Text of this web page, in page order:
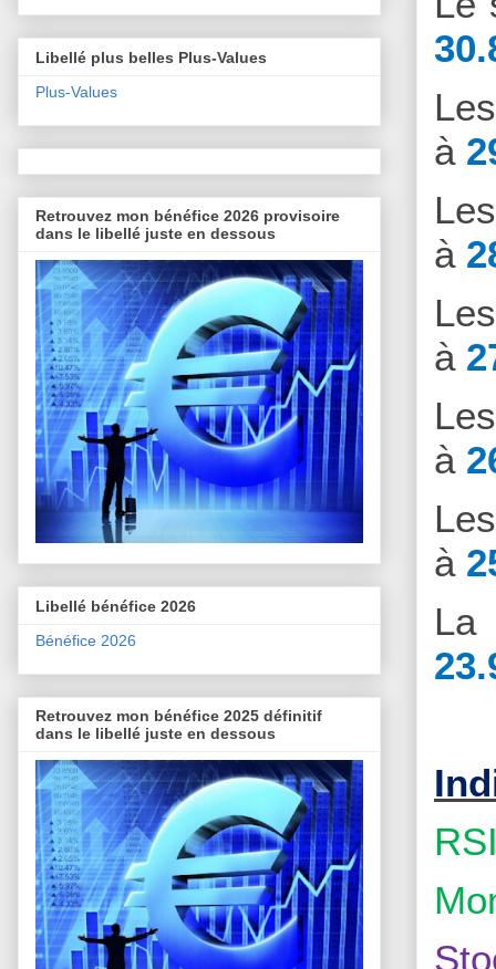
à
à
à
à
à
La
Libellé plus belles Plus-Values
Plus-Values
Retrouvez mon bénéfice 2026 provisoire
dans le libellé juste en dessous
Libellé bénéfice 2026
Bénéfice 2026
Retrouvez mon bénéfice 2025 définitif
dans le libellé juste en dessous